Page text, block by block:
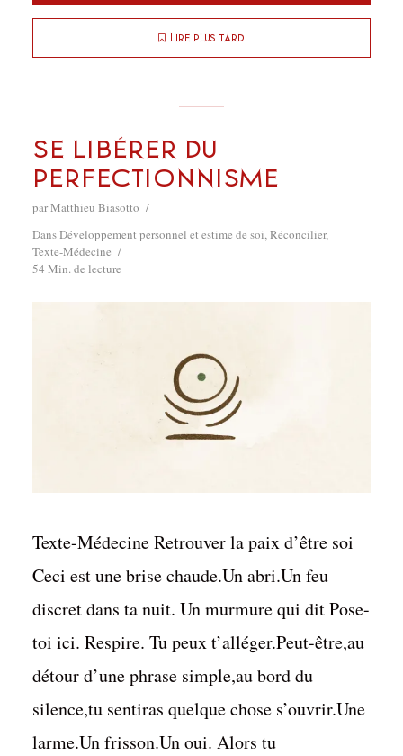
Lire plus tard
Se libérer du
perfectionnisme
parMatthieu Biasotto
DansDéveloppement personnel et estime de soi,Réconcilier,
Texte-Médecine
54 Min. de lecture
Texte-Médecine Retrouver la paix d’être soi
Ceci est une brise chaude.Un abri.Un feu
discret dans ta nuit. Un murmure qui dit Pose-
toi ici. Respire. Tu peux t’alléger.Peut-être,au
détour d’une phrase simple,au bord du
silence,tu sentiras quelque chose s’ouvrir.Une
larme.Un frisson.Un oui. Alors tu